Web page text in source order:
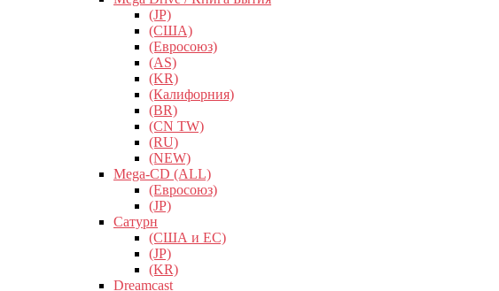
(JP)
(США)
(Евросоюз)
(AS)
(KR)
(Калифорния)
(BR)
(CN TW)
(RU)
(NEW)
Mega-CD (ALL)
(Евросоюз)
(JP)
Сатурн
(США и ЕС)
(JP)
(KR)
Dreamcast